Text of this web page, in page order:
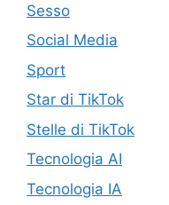
Sesso
Social Media
Sport
Star di TikTok
Stelle di TikTok
Tecnologia AI
Tecnologia IA